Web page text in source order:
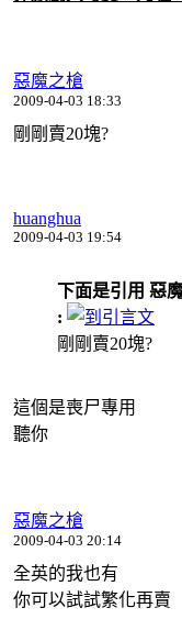
惡魔之槍
2009-04-03 18:33
剛剛賣20塊?
huanghua
2009-04-03 19:54
下面是引用 惡
:
剛剛賣20塊?
這個是喪尸專用
聽你
惡魔之槍
2009-04-03 20:14
全英的我也有
你可以試試繁化再賣